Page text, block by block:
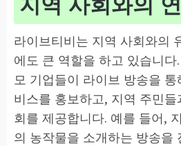
지역 사회와의
라이브티비는 지역 사회와의
에도 큰 역할을 하고 있습니
모 기업들이 라이브 방송을
비스를 홍보하고, 지역 주민
회를 제공합니다. 예를 들어,
의 농작물을 소개하는 방송을